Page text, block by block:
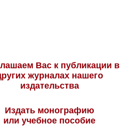
Вас к публикации в
журналах нашего
издательства
Издать монографию
или учебное пособие